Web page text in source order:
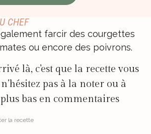
CHEF
farcir des courgettes
ou encore des poivrons.
là, c’est que la recette vous
pas à la noter ou à
bas en commentaires
la recette